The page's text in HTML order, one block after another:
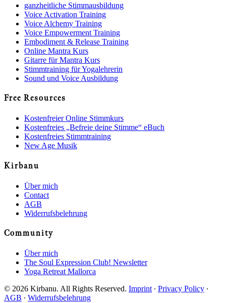
ganzheitliche Stimmausbildung
Voice Activation Training
Voice Alchemy Training
Voice Empowerment Training
Embodiment & Release Training
Online Mantra Kurs
Gitarre für Mantra Kurs
Stimmtraining für Yogalehrerin
Sound und Voice Ausbildung
Free Resources
Kostenfreier Online Stimmkurs
Kostenfreies „Befreie deine Stimme“ eBuch
Kostenfreies Stimmtraining
New Age Musik
Kirbanu
Über mich
Contact
AGB
Widerrufsbelehrung
Community
Über mich
The Soul Expression Club! Newsletter
Yoga Retreat Mallorca
© 2026 Kirbanu. All Rights Reserved. Imprint∙ Privacy Policy ∙
AGB ∙ Widerrufsbelehrung